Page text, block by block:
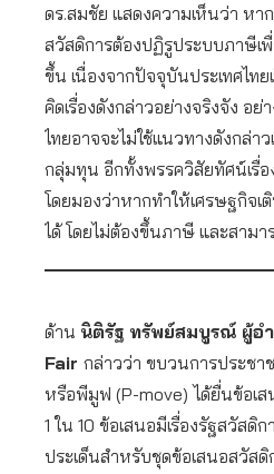
ดร.สมชัย แสดงความเห็นว่า หา
สวัสดิการต้องปฏิรูประบบภาษีเพื่
ขึ้น เนื่องจากปัจจุบันประเทศไท
คิดเรื่องดังกล่าวอย่างจริงจัง อย่
ไทยอาจจะไม่ใช้แนวทางดังกล่า
กลุ่มทุน อีกทั้งพรรควิสัยทัศน์เรื่
โดยมองว่าหากทำให้เศรษฐกิจ
ได้ โดยไม่ต้องขึ้นภาษี และสามา
ด้าน นิติรัฐ ทรัพย์สมบูรณ์ ผู้อำ
Fair กล่าวว่า ขบวนการประชา
หรือพีมูฟ (P-move) ได้ยื่นข้อเ
1 ใน 10 ข้อเสนอมีเรื่องรัฐสวัสดิ
ประเด็นสำหรับชุดข้อเสนอสวัส